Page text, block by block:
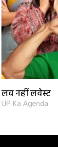
लव नहीं लवेस्ट
UP Ka Agenda